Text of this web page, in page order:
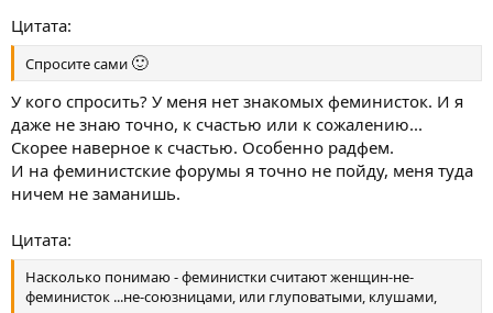
Цитата:
Спросите сами 🙂
У кого спросить? У меня нет знакомых феминисток. И я
даже не знаю точно, к счастью или к сожалению...
Скорее наверное к счастью. Особенно радфем.
И на феминистские форумы я точно не пойду, меня туда
ничем не заманишь.
Цитата:
Насколько понимаю - феминистки считают женщин-не-
феминисток ...не-союзницами, или глуповатыми, клушами,